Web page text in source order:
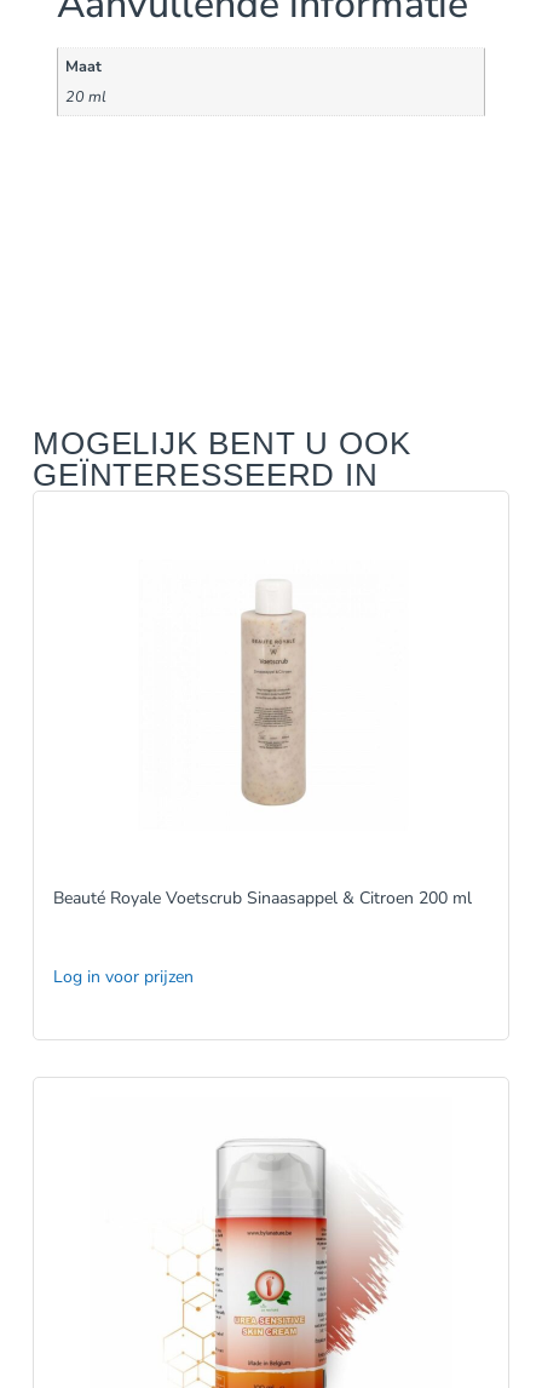
Maat
20 ml
MOGELIJK BENT U OOK
GEÏNTERESSEERD IN
Beauté Royale Voetscrub Sinaasappel & Citroen 200 ml
Log in voor prijzen